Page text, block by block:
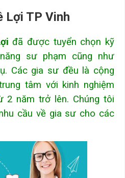
Lợi TP Vinh
đã được tuyển chọn kỹ
sư phạm cũng như
Các gia sư đều là cộng
tâm với kinh nghiệm
2 năm trở lên. Chúng tôi
cầu về gia sư cho các